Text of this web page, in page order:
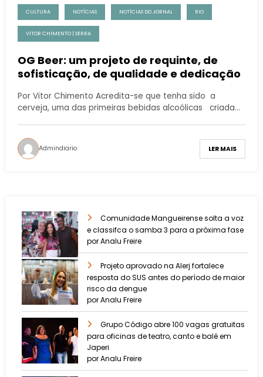
CULTURA NOTÍCIAS NOTÍCIAS DO JORNAL RIO
VITOR CHIMENTO | SERRA
OG Beer: um projeto de requinte, de
sofisticação, de qualidade e dedicação
Por Vitor Chimento Acredita-se que tenha sido a
cerveja, uma das primeiras bebidas alcoólicas criada…
Admindiario LER MAIS
Comunidade Mangueirense solta a voz
e classifca o samba 3 para a próxima fase
por Analu Freire
Projeto aprovado na Alerj fortalece
resposta do SUS antes do período de maior
risco da dengue
por Analu Freire
Grupo Código abre 100 vagas gratuitas
para oficinas de teatro, canto e balé em
Japeri
por Analu Freire